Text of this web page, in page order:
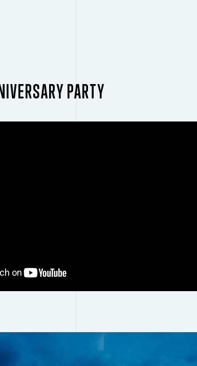
PARTY